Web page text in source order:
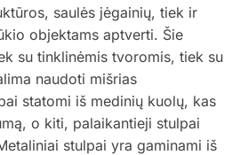
saulės jėgainių, tiek ir
objektams aptverti. Šie
su tinklinėmis tvoromis, tiek su
naudoti mišrias
statomi iš medinių kuolų, kas
o kiti, palaikantieji stulpai
stulpai yra gaminami iš